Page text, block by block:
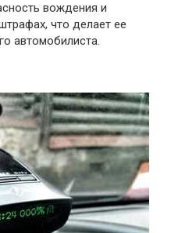
вождения и
что делает ее
автомобилиста.